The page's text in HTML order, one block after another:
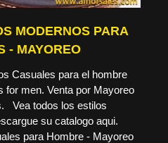
MODERNOS PARA
- MAYOREO
Casuales para el hombre
for men. Venta por Mayoreo
Vea todos los estilos
su catalogo aqui.
para Hombre - Mayoreo